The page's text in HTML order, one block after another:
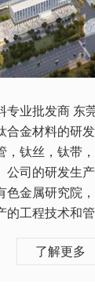
专业批发商 东
合金材料的研
，钛丝，钛带
公司的研发生
色金属研究院
的工程技术和
了解更多